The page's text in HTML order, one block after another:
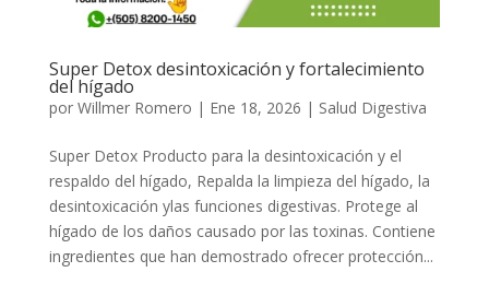
Super Detox desintoxicación y fortalecimiento
del hígado
por Willmer Romero | Ene 18, 2026 | Salud Digestiva
Super Detox Producto para la desintoxicación y el
respaldo del hígado, Repalda la limpieza del hígado, la
desintoxicación ylas funciones digestivas. Protege al
hígado de los daños causado por las toxinas. Contiene
ingredientes que han demostrado ofrecer protección...